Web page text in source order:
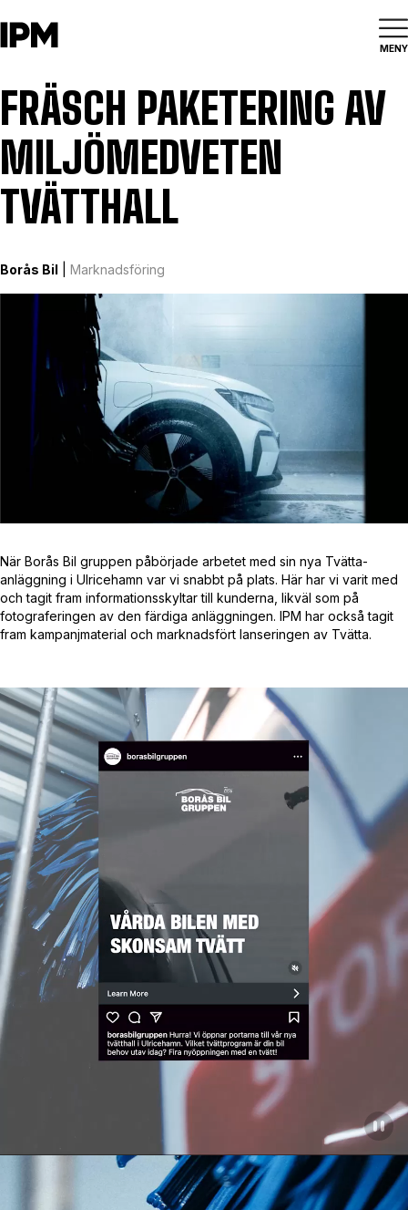
MENY
FRÄSCH PAKETERING AV
MILJÖMEDVETEN
TVÄTTHALL
Borås Bil Marknadsföring
När Borås Bil gruppen påbörjade arbetet med sin nya Tvätta-
anläggning i Ulricehamn var vi snabbt på plats. Här har vi varit med
och tagit fram informationsskyltar till kunderna, likväl som på
fotograferingen av den färdiga anläggningen. IPM har också tagit
fram kampanjmaterial och marknadsfört lanseringen av Tvätta.